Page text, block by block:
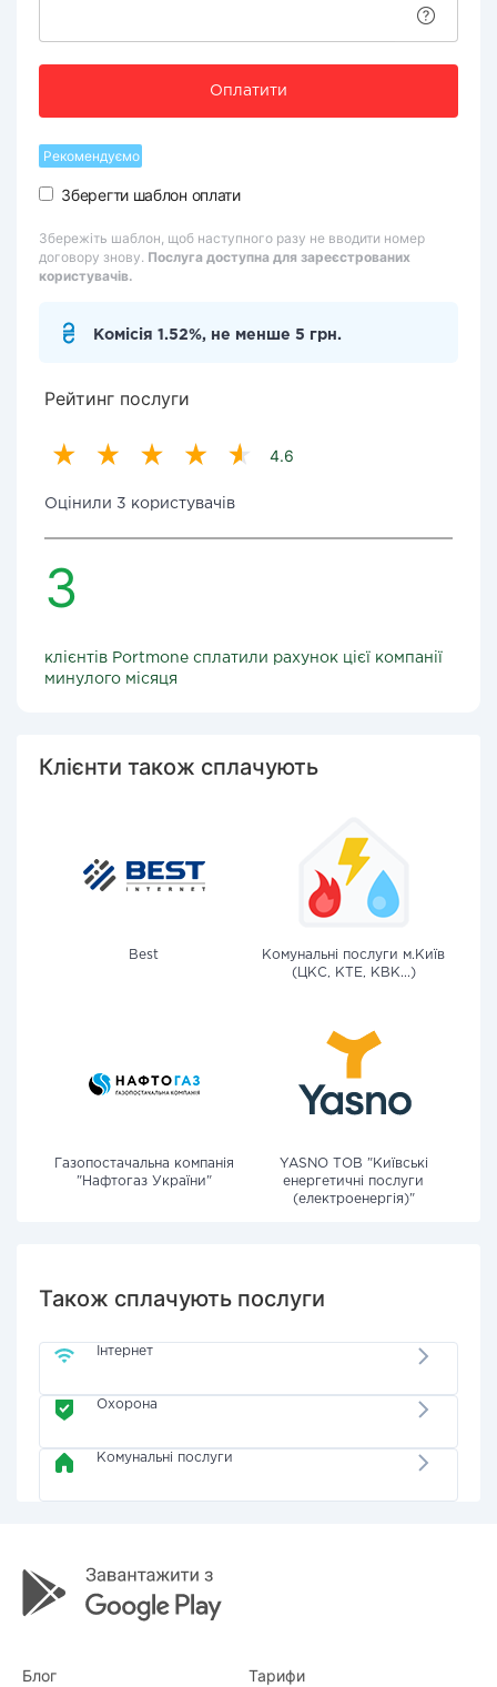
Оплатити
Рекомендуємо
Зберегти шаблон оплати
Збережіть шаблон, щоб наступного разу не вводити номер
договору знову. Послуга доступна для зареєстрованих
користувачів.
Комісія 1.52%, не менше 5 грн.
Рейтинг послуги
4.6
Оцінили 3 користувачів
3
клієнтів Portmone сплатили рахунок цієї компанії
минулого місяця
Клієнти також сплачують
Best
Комунальні послуги м.Київ
(ЦКС, КТЕ, КВК...)
Газопостачальна компанія
"Нафтогаз України"
YASNO ТОВ "Київські
енергетичні послуги
(електроенергія)"
Також сплачують послуги
Інтернет
Охорона
Комунальні послуги
Блог Тарифи